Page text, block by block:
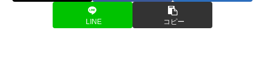
LINE コピー